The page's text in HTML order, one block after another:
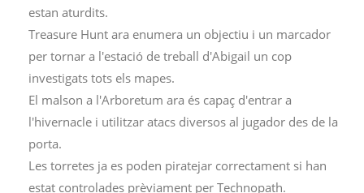
estan aturdits.
Treasure Hunt ara enumera un objectiu i un marcador
per tornar a l'estació de treball d'Abigail un cop
investigats tots els mapes.
El malson a l'Arboretum ara és capaç d'entrar a
l'hivernacle i utilitzar atacs diversos al jugador des de la
porta.
Les torretes ja es poden piratejar correctament si han
estat controlades prèviament per Technopath.